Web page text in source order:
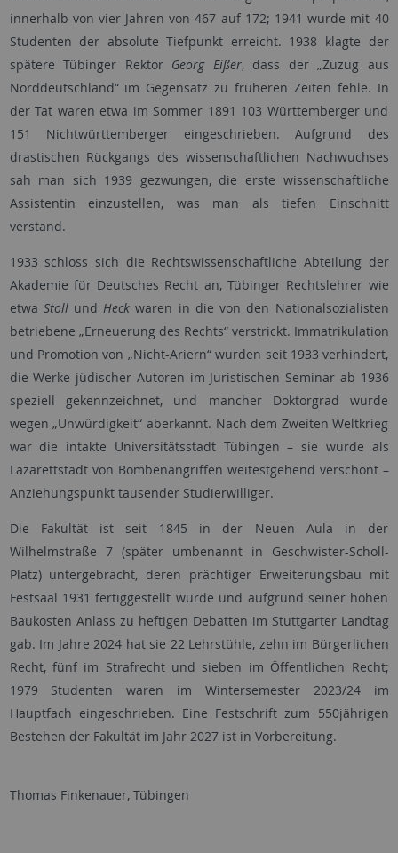
innerhalb von vier Jahren von 467 auf 172; 1941 wurde mit 40
Studenten der absolute Tiefpunkt erreicht. 1938 klagte der
spätere Tübinger Rektor Georg Eißer, dass der „Zuzug aus
Norddeutschland“ im Gegensatz zu früheren Zeiten fehle. In
der Tat waren etwa im Sommer 1891 103 Württemberger und
151 Nichtwürttemberger eingeschrieben. Aufgrund des
drastischen Rückgangs des wissenschaftlichen Nachwuchses
sah man sich 1939 gezwungen, die erste wissenschaftliche
Assistentin einzustellen, was man als tiefen Einschnitt
verstand.
1933 schloss sich die Rechtswissenschaftliche Abteilung der
Akademie für Deutsches Recht an, Tübinger Rechtslehrer wie
etwa StollundHeck waren in die von den Nationalsozialisten
betriebene „Erneuerung des Rechts“ verstrickt. Immatrikulation
und Promotion von „Nicht-Ariern“ wurden seit 1933 verhindert,
die Werke jüdischer Autoren im Juristischen Seminar ab 1936
speziell gekennzeichnet, und mancher Doktorgrad wurde
wegen „Unwürdigkeit“ aberkannt. Nach dem Zweiten Weltkrieg
war die intakte Universitätsstadt Tübingen – sie wurde als
Lazarettstadt von Bombenangriffen weitestgehend verschont –
Anziehungspunkt tausender Studierwilliger.
Die Fakultät ist seit 1845 in der Neuen Aula in der
Wilhelmstraße 7 (später umbenannt in Geschwister-Scholl-
Platz) untergebracht, deren prächtiger Erweiterungsbau mit
Festsaal 1931 fertiggestellt wurde und aufgrund seiner hohen
Baukosten Anlass zu heftigen Debatten im Stuttgarter Landtag
gab. Im Jahre 2024 hat sie 22 Lehrstühle, zehn im Bürgerlichen
Recht, fünf im Strafrecht und sieben im Öffentlichen Recht;
1979 Studenten waren im Wintersemester 2023/24 im
Hauptfach eingeschrieben. Eine Festschrift zum 550jährigen
Bestehen der Fakultät im Jahr 2027 ist in Vorbereitung.
Thomas Finkenauer, Tübingen